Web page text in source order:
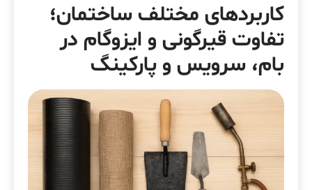
کاربردهای مختلف ساختمان؛
تفاوت قیرگونی و ایزوگام در
بام، سرویس و پارکینگ